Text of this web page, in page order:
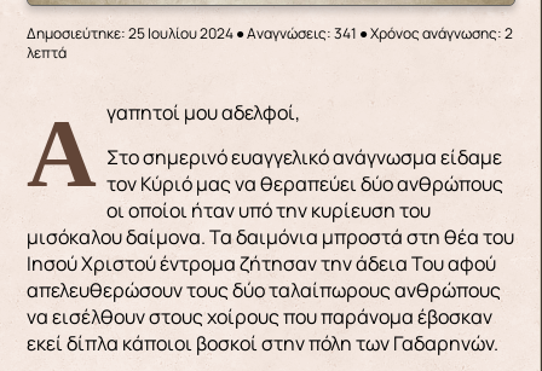
Δημοσιεύτηκε: 25 Ιουλίου 2024●Αναγνώσεις: 341 ● Χρόνος ανάγνωσης: 2
λεπτά
Αγαπητοί μου αδελφοί,
Στο σημερινό ευαγγελικό ανάγνωσμα είδαμε
τον Κύριό μας να θεραπεύει δύο ανθρώπους
οι οποίοι ήταν υπό την κυρίευση του
μισόκαλου δαίμονα. Τα δαιμόνια μπροστά στη θέα του
Ιησού Χριστού έντρομα ζήτησαν την άδεια Του αφού
απελευθερώσουν τους δύο ταλαίπωρους ανθρώπους
να εισέλθουν στους χοίρους που παράνομα έβοσκαν
εκεί δίπλα κάποιοι βοσκοί στην πόλη των Γαδαρηνών.